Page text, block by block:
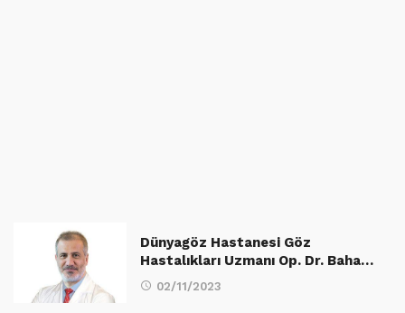
Dünyagöz Hastanesi Göz
Hastalıkları Uzmanı Op. Dr. Baha…
02/11/2023